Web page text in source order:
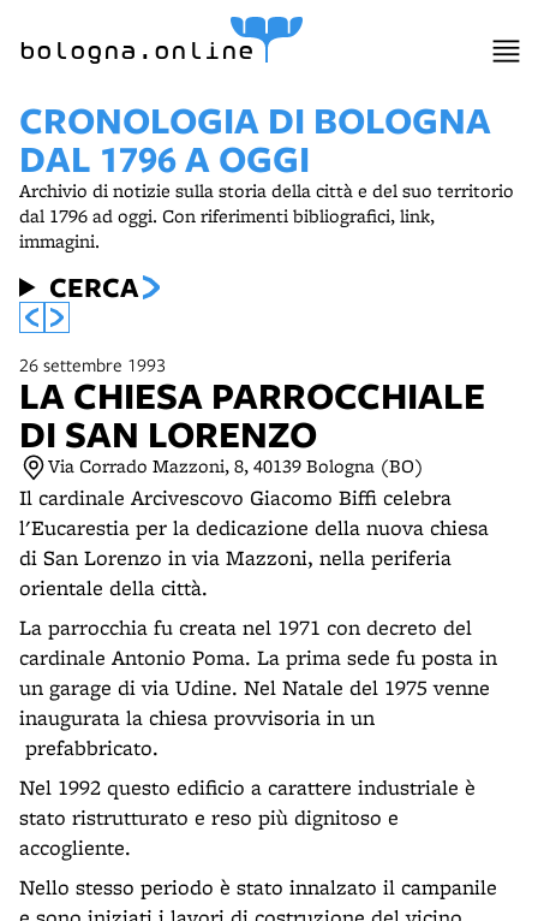
bologna.online
CRONOLOGIA DI BOLOGNA
DAL 1796 A OGGI
Archivio di notizie sulla storia della città e del suo territorio
dal 1796 ad oggi. Con riferimenti bibliografici, link,
immagini.
CERCA
26 settembre 1993
LA CHIESA PARROCCHIALE
DI SAN LORENZO
Via Corrado Mazzoni, 8, 40139 Bologna (BO)
Il cardinale Arcivescovo Giacomo Biffi celebra
l'Eucarestia per la dedicazione della nuova chiesa
di San Lorenzo in via Mazzoni, nella periferia
orientale della città.
La parrocchia fu creata nel 1971 con decreto del
cardinale Antonio Poma. La prima sede fu posta in
un garage di via Udine. Nel Natale del 1975 venne
inaugurata la chiesa provvisoria in un
prefabbricato.
Nel 1992 questo edificio a carattere industriale è
stato ristrutturato e reso più dignitoso e
accogliente.
Nello stesso periodo è stato innalzato il campanile